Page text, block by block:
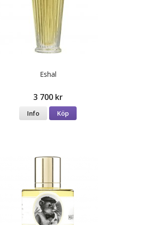
Eshal
3 700 kr
Info Köp